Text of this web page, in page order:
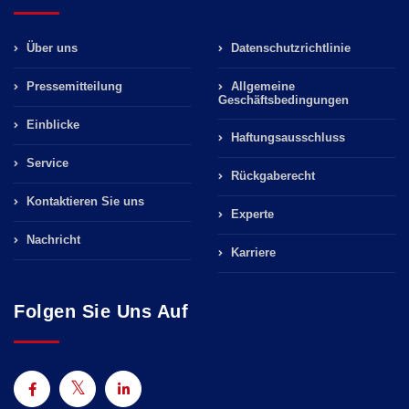
Über uns
Pressemitteilung
Einblicke
Service
Kontaktieren Sie uns
Nachricht
Datenschutzrichtlinie
Allgemeine
Geschäftsbedingungen
Haftungsausschluss
Rückgaberecht
Experte
Karriere
Folgen Sie Uns Auf